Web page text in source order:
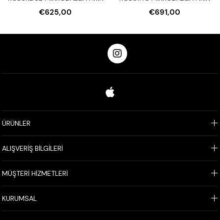
€625,00 €691,00
ÜRÜNLER
ALIŞVERİŞ BİLGİLERİ
MÜŞTERİ HİZMETLERİ
KURUMSAL